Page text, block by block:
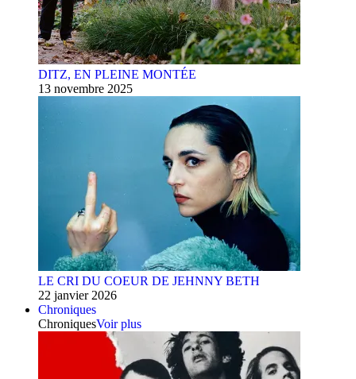
DITZ, EN PLEINE MONTÉE
13 novembre 2025
LE CRI DU COEUR DE JEHNNY BETH
22 janvier 2026
Chroniques
ChroniquesVoir plus